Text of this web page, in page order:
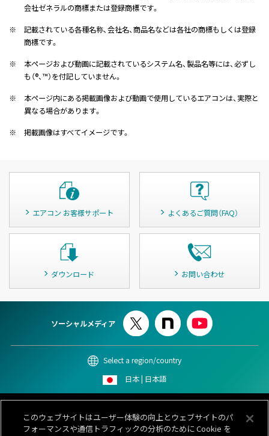
会社ゼネラルの商標または登録商標です。
※
記載されている各種名称、会社名、商品名などは各社の商標もしくは登録
商標です。
※
本ページおよび動画に記載されているシステム名、製品名等には、必ずし
も（®、™）を付記していません。
※
本ページ内にある掲載画像および動画で使用しているエアコンは、実際と
異なる場合があります。
※
掲載画像はすべてイメージです。
エアコン お客様サポート よくあるご質問（FAQ）
ダウンロード お問い合わせ
ソーシャルメディア
Select a region/country
日本 | 日本語
情報セキュリティポリシー
カスタマーハラスメント対応基本方針
このウェブサイトはユーザー体験の向上とウェブサイトのパ
フォーマンスや通信トラフィックの分析のために Cookie を